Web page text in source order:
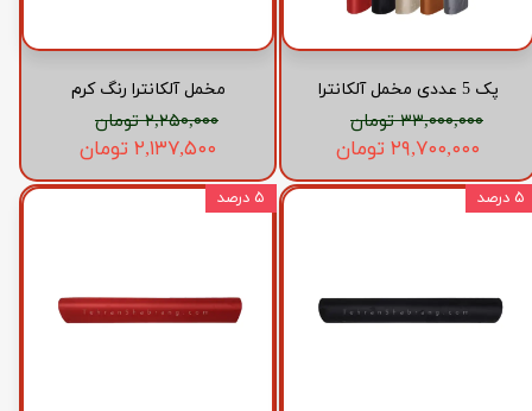
پک 5 عددی مخمل آلکانترا
۳۳,۰۰۰,۰۰۰ تومان
۲۹,۷۰۰,۰۰۰ تومان
مخمل آلکانترا رنگ کرم
۲,۲۵۰,۰۰۰ تومان
۲,۱۳۷,۵۰۰ تومان
۵ درصد ۵ درصد